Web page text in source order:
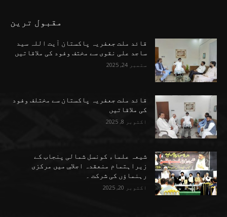
مقبول ترین
قائد ملت جعفریہ پاکستان آیت اللہ سید
ساجد علی نقوی سے مختف وفود کی ملاقاتیں
ستمبر 24, 2025
قائد ملت جعفریہ پاکستان سے مختلف وفود
کی ملاقاتیں
اکتوبر 8, 2025
شیعہ علماء کونسل شمالی پنجاب کے
زیراہتمام منعقدہ اجلاسِ میں مرکزی
رہنماؤں کی شرکت ۔
اکتوبر 20, 2025